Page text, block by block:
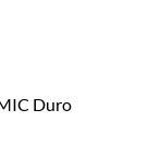
Duro